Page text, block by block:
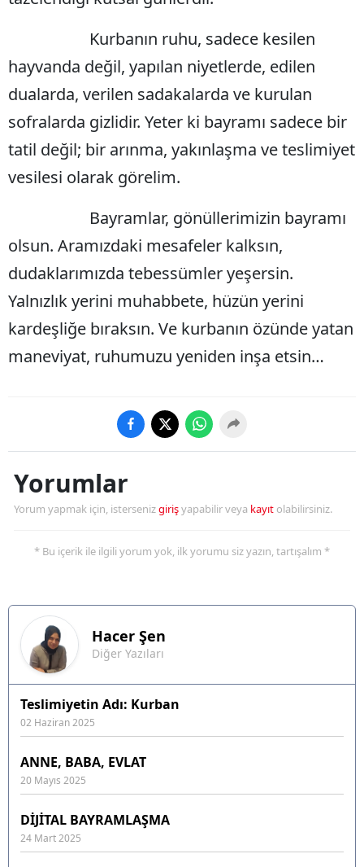
Zonguldak
Aksaray
Bayburt
Karaman
Batman
Bartın
Ardahan
Iğdır
Kurbanın ruhu, sadece kesilen
hayvanda değil, yapılan niyetlerde, edilen
dualarda, verilen sadakalarda ve kurulan
sofralarda gizlidir. Yeter ki bayramı sadece bir
tatil değil; bir arınma, yakınlaşma ve teslimiyet
vesilesi olarak görelim.
Bayramlar, gönüllerimizin bayramı
olsun. Aramızdaki mesafeler kalksın,
dudaklarımızda tebessümler yeşersin.
Yalnızlık yerini muhabbete, hüzün yerini
kardeşliğe bıraksın. Ve kurbanın özünde yatan
maneviyat, ruhumuzu yeniden inşa etsin…
Yorumlar
Yorum yapmak için, istersenizgirişyapabilir veya kayıt olabilirsiniz.
* Bu içerik ile ilgili yorum yok, ilk yorumu siz yazın, tartışalım *
Hacer Şen
Diğer Yazıları
Teslimiyetin Adı: Kurban
02 Haziran 2025
ANNE, BABA, EVLAT
20 Mayıs 2025
DİJİTAL BAYRAMLAŞMA
24 Mart 2025